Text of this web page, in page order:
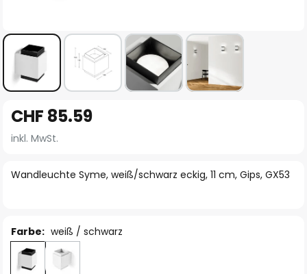
Anfang
der
springen
Wandleuchte Syme, weiß/schwarz eckig, 11 cm, Gips, GX53
CHF 85.59
inkl. MwSt.
Farbe: weiß / schwarz